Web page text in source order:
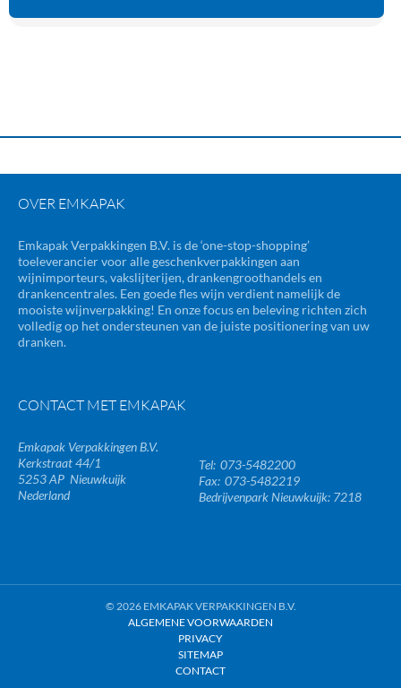
OVER EMKAPAK
Emkapak Verpakkingen B.V. is de ‘one-stop-shopping’
toeleverancier voor alle geschenkverpakkingen aan
wijnimporteurs, vakslijterijen, drankengroothandels en
drankencentrales. Een goede fles wijn verdient namelijk de
mooiste wijnverpakking! En onze focus en beleving richten zich
volledig op het ondersteunen van de juiste positionering van uw
dranken.
CONTACT MET EMKAPAK
Emkapak Verpakkingen B.V.
Kerkstraat 44/1
5253 AP Nieuwkuijk
Nederland
073-5482200
073-5482219
Bedrijvenpark Nieuwkuijk: 7218
© 2026 EMKAPAK VERPAKKINGEN B.V.
ALGEMENE VOORWAARDEN
PRIVACY
SITEMAP
CONTACT